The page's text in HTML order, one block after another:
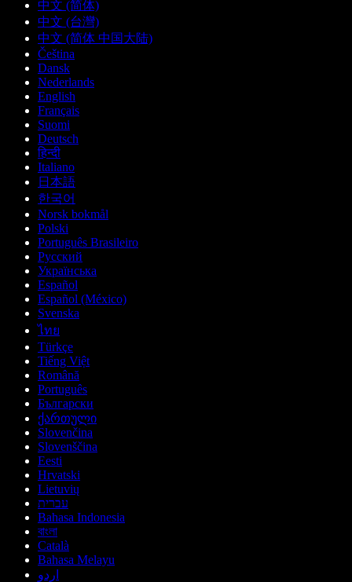
中文 (简体)
中文 (台灣)
中文 (简体 中国大陆)
Čeština
Dansk
Nederlands
English
Français
Suomi
Deutsch
हिन्दी
Italiano
日本語
한국어
Norsk bokmål
Polski
Português Brasileiro
Русский
Українська
Español
Español (México)
Svenska
ไทย
Türkçe
Tiếng Việt
Română
Português
Български
ქართული
Slovenčina
Slovenščina
Eesti
Hrvatski
Lietuvių
עברית
Bahasa Indonesia
বাংলা
Català
Bahasa Melayu
اردو